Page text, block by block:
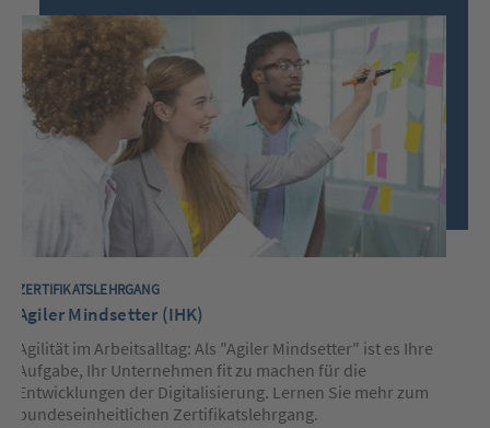
bitte
nachfolgend
Pfeiltasten
(links/rechts)
um
zum
vorherigen/nächsten
die
um
innerhalb
des
aktiven
Slides
Elemente
(wie
Links)
ZERTIFIKATSLEHRGANG
Agiler Mindsetter (IHK)
Agilität im Arbeitsalltag: Als "Agiler Mindsetter" ist es Ihre
Aufgabe, Ihr Unternehmen fit zu machen für die
Entwicklungen der Digitalisierung. Lernen Sie mehr zum
bundeseinheitlichen Zertifikatslehrgang.